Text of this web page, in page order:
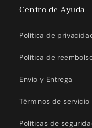
Centro de Ayuda
Política de
Política de
Envío y Entrega
Términos de servicio
Políticas de